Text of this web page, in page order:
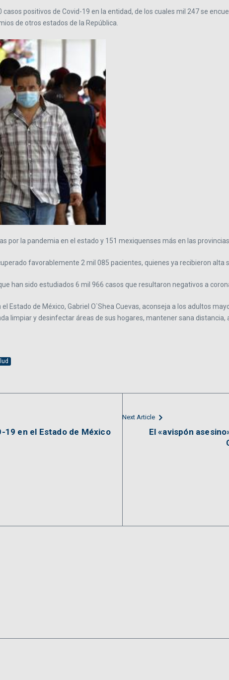
positivos de Covid-19 en la entidad, de los cuales mil 247 se
de otros estados de la República.
por la pandemia en el estado y 151 mexiquenses más en las
favorablemente 2 mil 085 pacientes, quienes ya recibieron alta
han sido estudiados 6 mil 966 casos que resultaron negativos a
de México, Gabriel O`Shea Cuevas, aconseja a los adultos
limpiar y desinfectar áreas de sus hogares, mantener sana
19 en el Estado de México
Next Article
El «avispón